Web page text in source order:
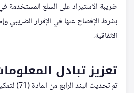
ضريبة الاستيراد على السلع المستخدمة
بشرط الإفصاح عنها في الإقرار الضريبي
الاتفاقية.
تعزيز تبادل
تم تحديث